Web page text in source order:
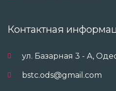
Контактная
ул. Базарная 3 - А,
bstc.ods@gmail.com